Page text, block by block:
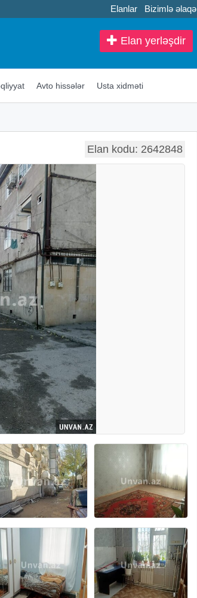
Elanlar Bizimlə əlaqə
Elan yerləşdir
Avto hissələr Usta xidməti
Elan kodu: 2642848